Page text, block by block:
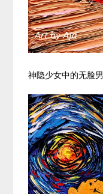
神隐少女中的无脸男